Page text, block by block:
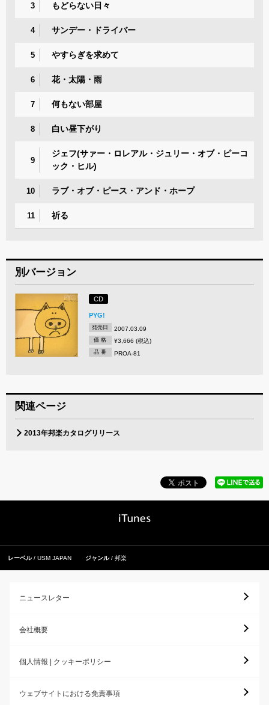
3 もどらない日々
4 サンデー・ドライバー
5 やすらぎを求めて
6 花・太陽・雨
7 何もない部屋
8 白い昼下がり
9
ジェフ(サァー・ロレアル・ジュリー・オブ・ピーコ
ック・ヒル)
10 ラブ・オブ・ピース・アンド・ホープ
11 祈る
別バージョン
CD
PYG!
発売日 2007.03.09
価 格 ¥3,666 (税込)
品 番 PROA-81
関連ページ
2013年邦楽カタログリリース
レーベル USM JAPAN ジャンル 邦楽
ニュースレター
会社概要
個人情報 | クッキーポリシー
ウェブサイトにおける免責事項